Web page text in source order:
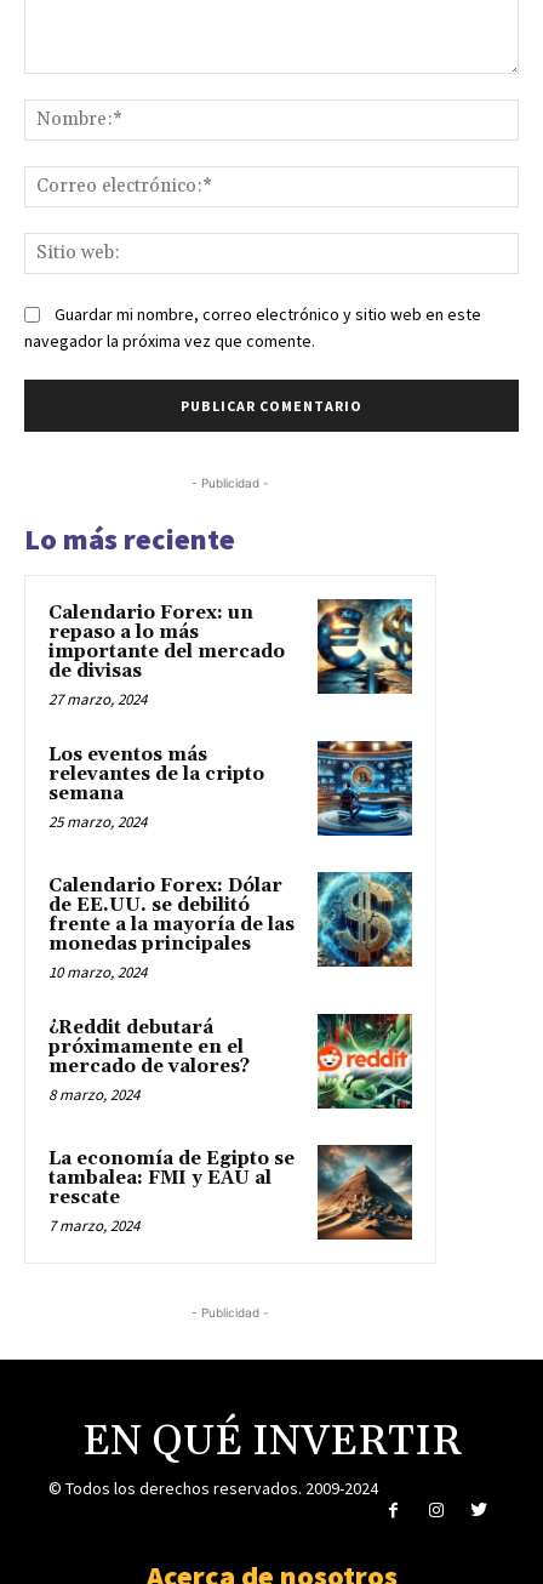
Guardar mi nombre, correo electrónico y sitio web en este
navegador la próxima vez que comente.
- Publicidad -
Lo más reciente
Calendario Forex: un
repaso a lo más
importante del mercado
de divisas
27 marzo, 2024
Los eventos más
relevantes de la cripto
semana
25 marzo, 2024
Calendario Forex: Dólar
de EE.UU. se debilitó
frente a la mayoría de las
monedas principales
10 marzo, 2024
¿Reddit debutará
próximamente en el
mercado de valores?
8 marzo, 2024
La economía de Egipto se
tambalea: FMI y EAU al
rescate
7 marzo, 2024
- Publicidad -
EN QUÉ INVERTIR
© Todos los derechos reservados. 2009-2024